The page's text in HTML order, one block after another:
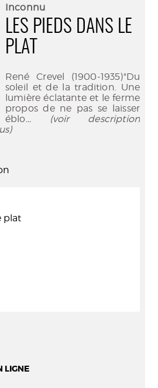
Inconnu
LES PIEDS DANS LE
PLAT
René Crevel (1900-1935)"Du
soleil et de la tradition. Une
lumière éclatante et le ferme
propos de ne pas se laisser
éblo... (voir description
plat
LIGNE